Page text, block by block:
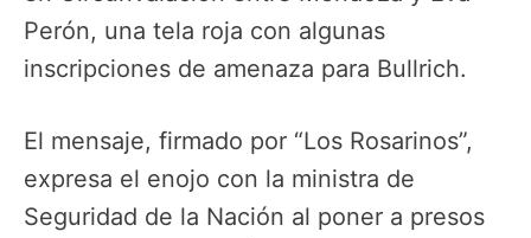
Perón, una tela roja con algunas
inscripciones de amenaza para Bullrich.
El mensaje, firmado por “Los Rosarinos”,
expresa el enojo con la ministra de
Seguridad de la Nación al poner a presos